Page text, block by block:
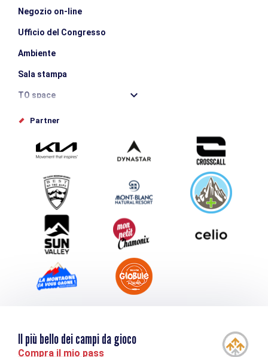
Negozio on-line
Ufficio del Congresso
Ambiente
Sala stampa
TO space
Offices de tourisme
Inviate il vostro evento
Service groupes et séminaires
Scaricare
Turismo e disabilità
Partner
Il più bello dei campi da gioco
Compra il mio pass